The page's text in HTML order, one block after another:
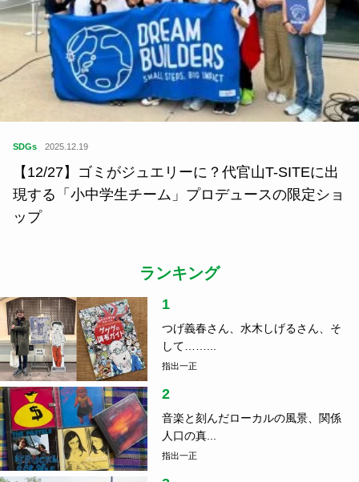
SDGs 2025.12.19
【12/27】ゴミがジュエリーに？代官山T-SITEに出
現する「小中学生チーム」プロデュースの限定ショ
ップ
ランキング
1
つげ義春さん、水木しげるさん、そ
して……...
指出一正
2
音楽と刻んだローカルの風景、関係
人口の真...
指出一正